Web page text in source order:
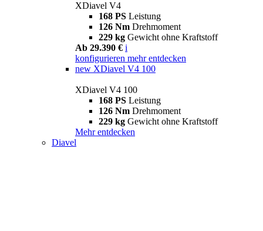
XDiavel V4
168 PS Leistung
126 Nm Drehmoment
229 kg Gewicht ohne Kraftstoff
Ab 29.390 € i
konfigurieren mehr entdecken
new XDiavel V4 100
XDiavel V4 100
168 PS Leistung
126 Nm Drehmoment
229 kg Gewicht ohne Kraftstoff
Mehr entdecken
Diavel